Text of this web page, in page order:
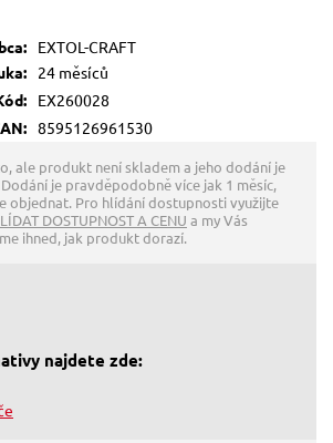
EXTOL-CRAFT
24 měsíců
EX260028
8595126961530
ale produkt není skladem a jeho dodání je
Dodání je pravděpodobně více jak 1 měsíc,
objednat. Pro hlídání dostupnosti využijte
DOSTUPNOST A CENU a my Vás
ihned, jak produkt dorazí.
najdete zde: